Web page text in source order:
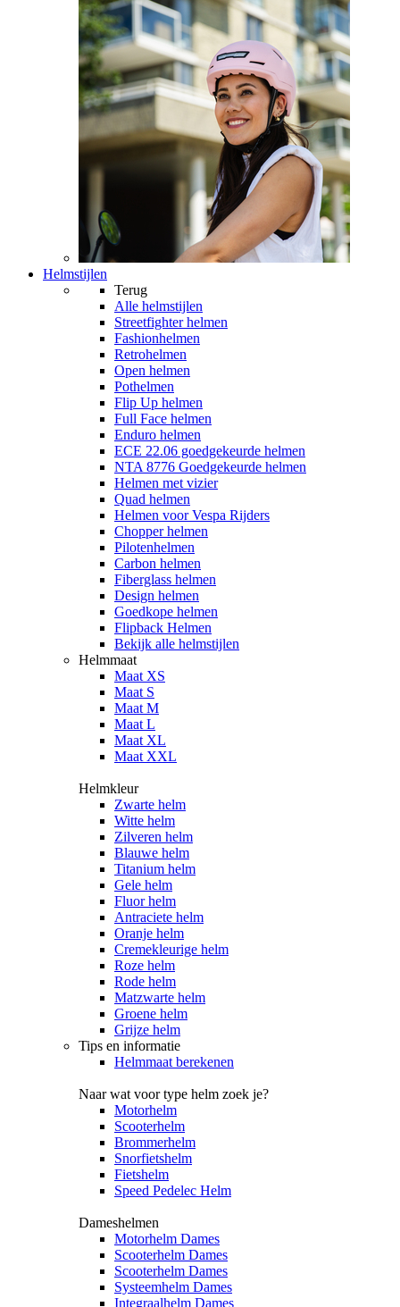
Helmstijlen
Terug
Alle helmstijlen
Streetfighter helmen
Fashionhelmen
Retrohelmen
Open helmen
Pothelmen
Flip Up helmen
Full Face helmen
Enduro helmen
ECE 22.06 goedgekeurde helmen
NTA 8776 Goedgekeurde helmen
Helmen met vizier
Quad helmen
Helmen voor Vespa Rijders
Chopper helmen
Pilotenhelmen
Carbon helmen
Fiberglass helmen
Design helmen
Goedkope helmen
Flipback Helmen
Bekijk alle helmstijlen
Helmmaat
Maat XS
Maat S
Maat M
Maat L
Maat XL
Maat XXL
Helmkleur
Zwarte helm
Witte helm
Zilveren helm
Blauwe helm
Titanium helm
Gele helm
Fluor helm
Antraciete helm
Oranje helm
Cremekleurige helm
Roze helm
Rode helm
Matzwarte helm
Groene helm
Grijze helm
Tips en informatie
Helmmaat berekenen
Naar wat voor type helm zoek je?
Motorhelm
Scooterhelm
Brommerhelm
Snorfietshelm
Fietshelm
Speed Pedelec Helm
Dameshelmen
Motorhelm Dames
Scooterhelm Dames
Scooterhelm Dames
Systeemhelm Dames
Integraalhelm Dames